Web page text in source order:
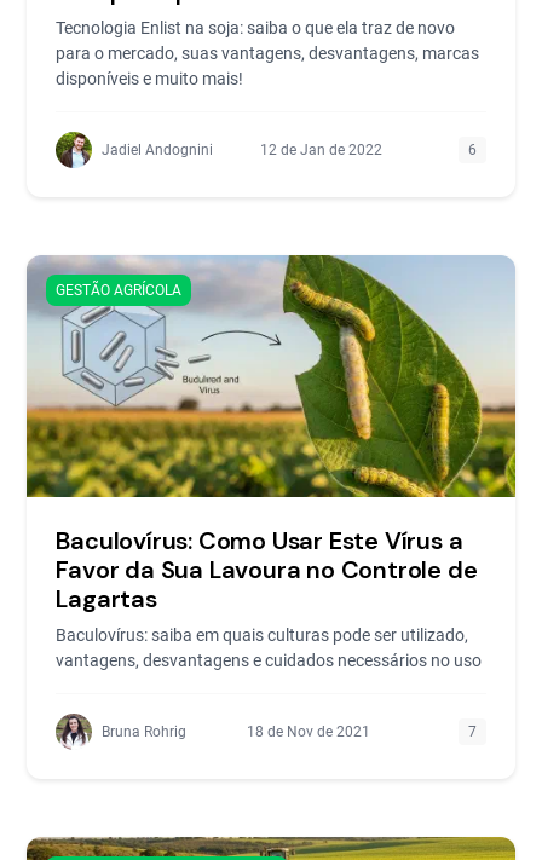
Tecnologia Enlist na soja: saiba o que ela traz de novo
para o mercado, suas vantagens, desvantagens, marcas
disponíveis e muito mais!
Jadiel Andognini 12 de Jan de 2022 6
GESTÃO AGRÍCOLA
Baculovírus: Como Usar Este Vírus a
Favor da Sua Lavoura no Controle de
Lagartas
Baculovírus: saiba em quais culturas pode ser utilizado,
vantagens, desvantagens e cuidados necessários no uso
Bruna Rohrig 18 de Nov de 2021 7